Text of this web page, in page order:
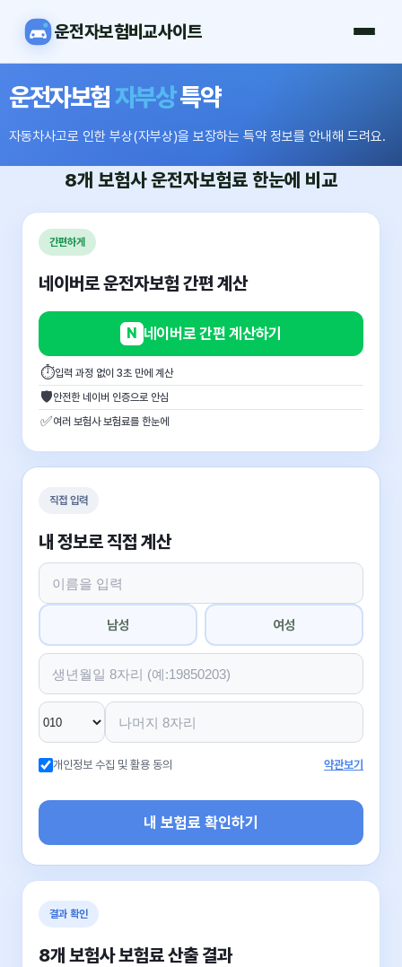
운전자보험비교사이트
운전자보험자부상특약
자동차사고로 인한 부상(자부상)을 보장하는 특약 정보를 안내해 드려요.
8개 보험사운전자보험료 한눈에 비교
간편하게
네이버로 운전자보험 간편 계산
N 네이버로 간편 계산하기
⏱입력 과정 없이 3초 만에 계산
🛡안전한 네이버 인증으로 안심
✅여러 보험사 보험료를 한눈에
직접 입력
내 정보로 직접 계산
남성 여성
개인정보 수집 및 활용 동의 약관보기
내 보험료 확인하기
결과 확인
8개 보험사 보험료 산출 결과